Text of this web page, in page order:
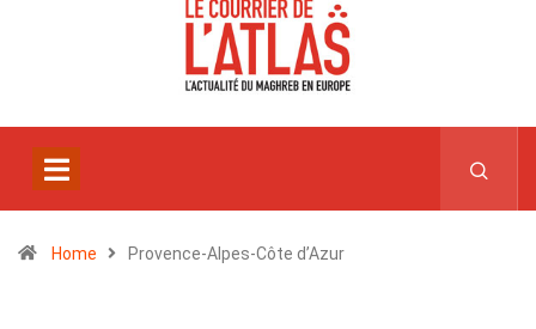
Home Provence-Alpes-Côte d’Azur